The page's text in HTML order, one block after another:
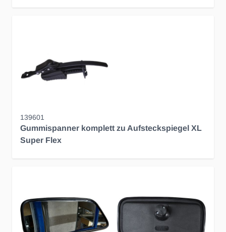
139601
Gummispanner komplett zu Aufsteckspiegel XL
Super Flex